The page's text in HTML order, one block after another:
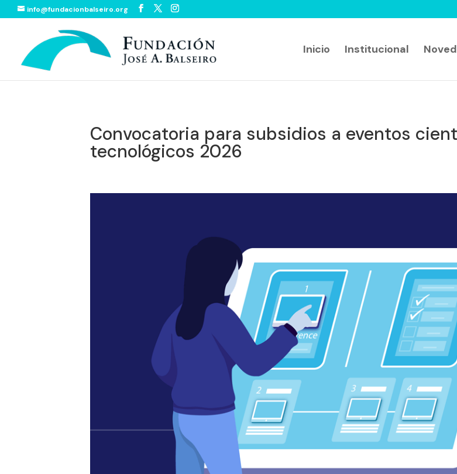
info@fundacionbalseiro.org
Inicio Institucional
Convocatoria para subsidios a eventos
tecnológicos 2026